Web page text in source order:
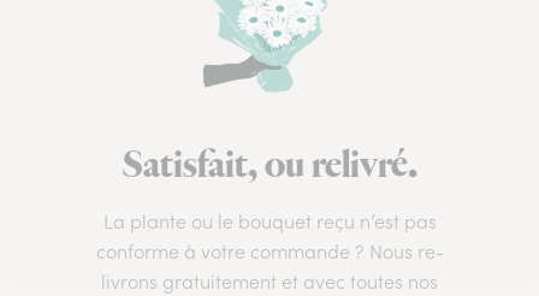
Satisfait, ou relivré.
La plante ou le bouquet reçu n’est pas
conforme à votre commande ? Nous re-
livrons gratuitement et avec toutes nos